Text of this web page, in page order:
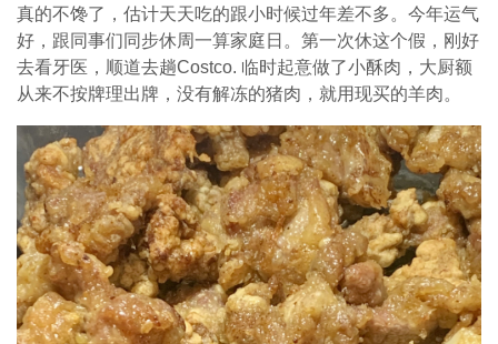
真的不馋了，估计天天吃的跟小时候过年差不多。今年运气
好，跟同事们同步休周一算家庭日。第一次休这个假，刚好
去看牙医，顺道去趟Costco. 临时起意做了小酥肉，大厨额
从来不按牌理出牌，没有解冻的猪肉，就用现买的羊肉。